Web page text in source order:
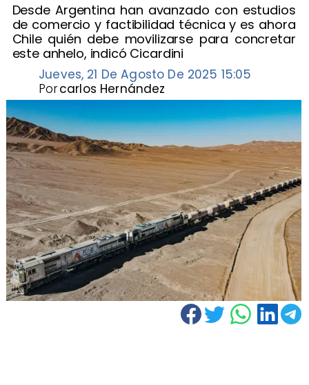
Desde Argentina han avanzado con estudios
de comercio y factibilidad técnica y es ahora
Chile quién debe movilizarse para concretar
este anhelo, indicó Cicardini
Jueves, 21 De Agosto De 2025 15:05
carlos Hernández
Por